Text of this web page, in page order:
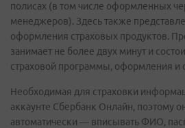
полисах (в том числе оформленных
менеджеров). Здесь также
оформления страховых продуктов.
занимает не более двух минут и
страховой программы, оформления и
Необходимая для страховки
аккаунте Сбербанк Онлайн, поэтому
автоматически — вписывать ФИО,